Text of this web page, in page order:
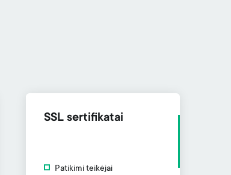
SSL sertifikatai
Patikimi teikėjai